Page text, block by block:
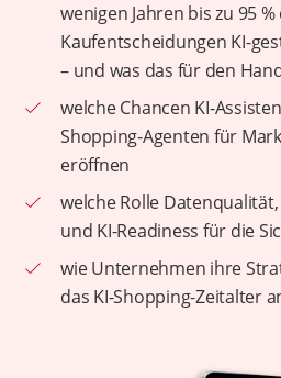
wenigen Jahren bis zu 95
Kaufentscheidungen KI-
– und was das für den
welche Chancen KI-
Shopping-Agenten für
eröffnen
welche Rolle
und KI-Readiness für die
wie Unternehmen ihre
das KI-Shopping-Zeitalter